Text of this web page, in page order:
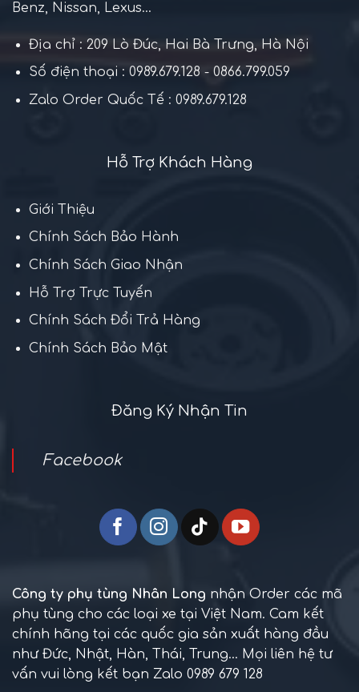
Benz, Nissan, Lexus...
Địa chỉ : 209 Lò Đúc, Hai Bà Trưng, Hà Nội
Số điện thoại : 0989.679.128 - 0866.799.059
Zalo Order Quốc Tế : 0989.679.128
Hỗ Trợ Khách Hàng
Giới Thiệu
Chính Sách Bảo Hành
Chính Sách Giao Nhận
Hỗ Trợ Trực Tuyến
Chính Sách Đổi Trả Hàng
Chính Sách Bảo Mật
Đăng Ký Nhận Tin
Facebook
Công ty phụ tùng Nhân Long nhận Order các mã
phụ tùng cho các loại xe tại Việt Nam. Cam kết
chính hãng tại các quốc gia sản xuất hàng đầu
như Đức, Nhật, Hàn, Thái, Trung... Mọi liên hệ tư
vấn vui lòng kết bạn Zalo 0989 679 128